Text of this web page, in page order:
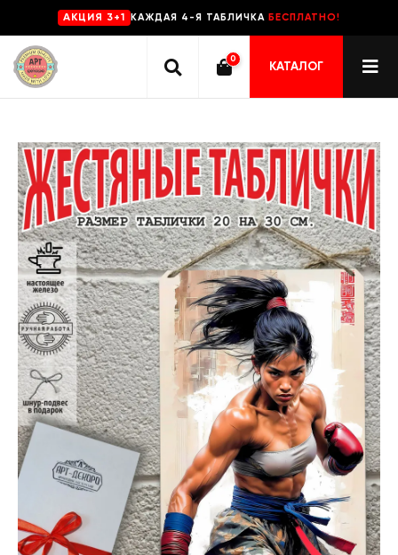
AKЦИЯ 3+1 КАЖДАЯ 4-Я ТАБЛИЧКА БЕСПЛАТНО!
0
КАТАЛОГ